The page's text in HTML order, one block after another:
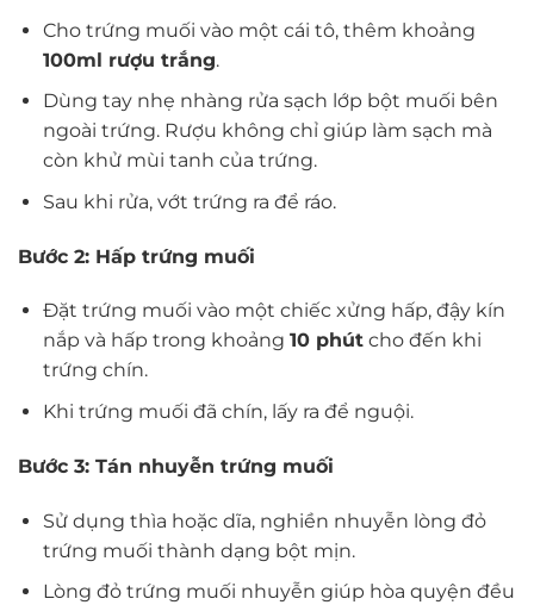
Cho trứng muối vào một cái tô, thêm khoảng
100ml rượu trắng.
Dùng tay nhẹ nhàng rửa sạch lớp bột muối bên
ngoài trứng. Rượu không chỉ giúp làm sạch mà
còn khử mùi tanh của trứng.
Sau khi rửa, vớt trứng ra để ráo.
Bước 2: Hấp trứng muối
Đặt trứng muối vào một chiếc xửng hấp, đậy kín
nắp và hấp trong khoảng 10 phútcho đến khi
trứng chín.
Khi trứng muối đã chín, lấy ra để nguội.
Bước 3: Tán nhuyễn trứng muối
Sử dụng thìa hoặc dĩa, nghiền nhuyễn lòng đỏ
trứng muối thành dạng bột mịn.
Lòng đỏ trứng muối nhuyễn giúp hòa quyện đều